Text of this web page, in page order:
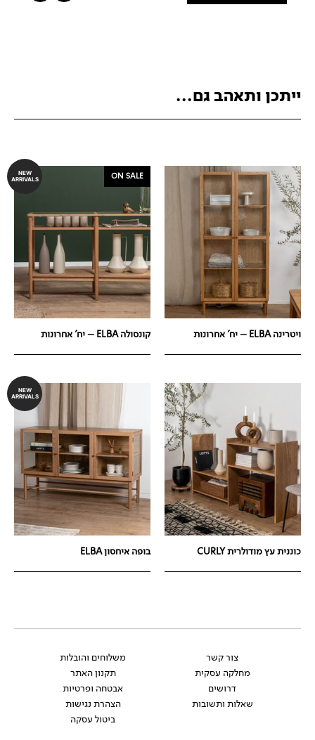
ייתכן ותאהב גם...
ויטרינה ELBA – יח' אחרונות
ON SALE
NEW
ARRIVALS
קונסולה ELBA – יח' אחרונות
כוננית עץ מודולרית CURLY
NEW
ARRIVALS
בופה איחסון ELBA
צור קשר
מחלקה עסקית
דרושים
שאלות ותשובות
משלוחים והובלות
תקנון האתר
אבטחה ופרטיות
הצהרת נגישות
ביטול עסקה